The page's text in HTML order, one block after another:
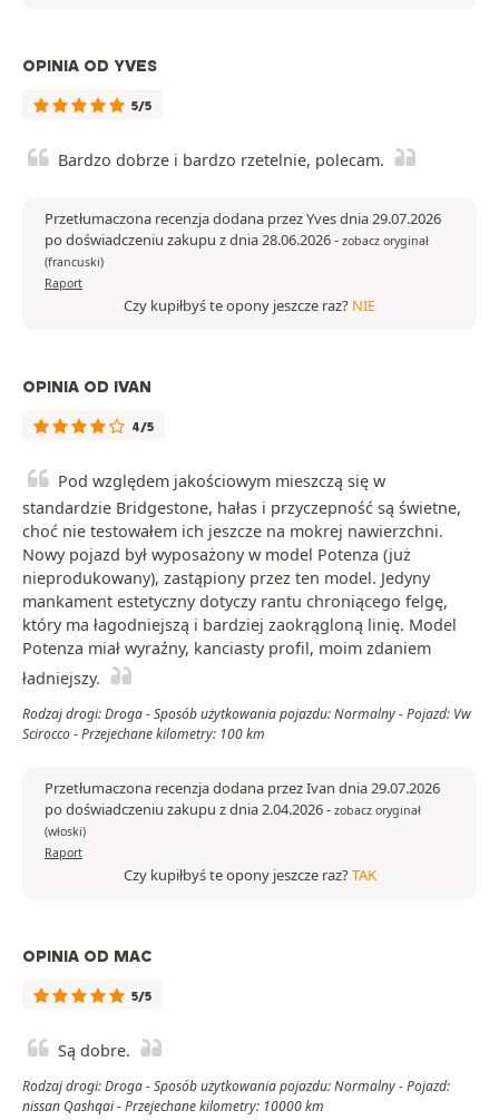
OPINIA OD YVES
5/5
Bardzo dobrze i bardzo rzetelnie, polecam.
Przetłumaczona recenzja dodana przez Yves dnia 29.07.2026
po doświadczeniu zakupu z dnia 28.06.2026- zobacz oryginał
(francuski)
Raport
Czy kupiłbyś te opony jeszcze raz? NIE
OPINIA OD IVAN
4/5
Pod względem jakościowym mieszczą się w
standardzie Bridgestone, hałas i przyczepność są świetne,
choć nie testowałem ich jeszcze na mokrej nawierzchni.
Nowy pojazd był wyposażony w model Potenza (już
nieprodukowany), zastąpiony przez ten model. Jedyny
mankament estetyczny dotyczy rantu chroniącego felgę,
który ma łagodniejszą i bardziej zaokrągloną linię. Model
Potenza miał wyraźny, kanciasty profil, moim zdaniem
ładniejszy.
Rodzaj drogi: Droga - Sposób użytkowania pojazdu: Normalny - Pojazd: Vw
Scirocco - Przejechane kilometry: 100 km
Przetłumaczona recenzja dodana przez Ivan dnia 29.07.2026
po doświadczeniu zakupu z dnia 2.04.2026- zobacz oryginał
(włoski)
Raport
Czy kupiłbyś te opony jeszcze raz?TAK
OPINIA OD MAC
5/5
Są dobre.
Rodzaj drogi: Droga - Sposób użytkowania pojazdu: Normalny - Pojazd:
nissan Qashqai - Przejechane kilometry: 10000 km